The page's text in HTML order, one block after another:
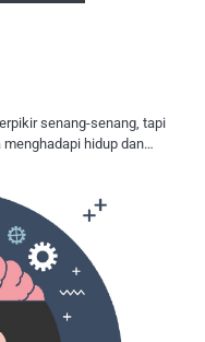
senang-senang, tapi
hidup dan…